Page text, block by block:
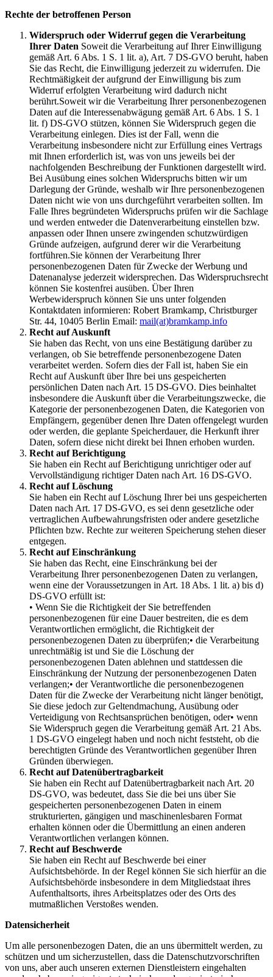
Rechte der betroffenen Person
Widerspruch oder Widerruf gegen die Verarbeitung
Ihrer Daten Soweit die Verarbeitung auf Ihrer Einwilligung
gemäß Art. 6 Abs. 1 S. 1 lit. a), Art. 7 DS-GVO beruht, haben
Sie das Recht, die Einwilligung jederzeit zu widerrufen. Die
Rechtmäßigkeit der aufgrund der Einwilligung bis zum
Widerruf erfolgten Verarbeitung wird dadurch nicht
berührt.Soweit wir die Verarbeitung Ihrer personenbezogenen
Daten auf die Interessenabwägung gemäß Art. 6 Abs. 1 S. 1
lit. f) DS-GVO stützen, können Sie Widerspruch gegen die
Verarbeitung einlegen. Dies ist der Fall, wenn die
Verarbeitung insbesondere nicht zur Erfüllung eines Vertrags
mit Ihnen erforderlich ist, was von uns jeweils bei der
nachfolgenden Beschreibung der Funktionen dargestellt wird.
Bei Ausübung eines solchen Widerspruchs bitten wir um
Darlegung der Gründe, weshalb wir Ihre personenbezogenen
Daten nicht wie von uns durchgeführt verarbeiten sollten. Im
Falle Ihres begründeten Widerspruchs prüfen wir die Sachlage
und werden entweder die Datenverarbeitung einstellen bzw.
anpassen oder Ihnen unsere zwingenden schutzwürdigen
Gründe aufzeigen, aufgrund derer wir die Verarbeitung
fortführen.Sie können der Verarbeitung Ihrer
personenbezogenen Daten für Zwecke der Werbung und
Datenanalyse jederzeit widersprechen. Das Widerspruchsrecht
können Sie kostenfrei ausüben. Über Ihren
Werbewiderspruch können Sie uns unter folgenden
Kontaktdaten informieren: Robert Bramkamp, Christburger
Str. 44, 10405 Berlin Email: mail(at)bramkamp.info
Recht auf Auskunft
Sie haben das Recht, von uns eine Bestätigung darüber zu
verlangen, ob Sie betreffende personenbezogene Daten
verarbeitet werden. Sofern dies der Fall ist, haben Sie ein
Recht auf Auskunft über Ihre bei uns gespeicherten
persönlichen Daten nach Art. 15 DS-GVO. Dies beinhaltet
insbesondere die Auskunft über die Verarbeitungszwecke, die
Kategorie der personenbezogenen Daten, die Kategorien von
Empfängern, gegenüber denen Ihre Daten offengelegt wurden
oder werden, die geplante Speicherdauer, die Herkunft ihrer
Daten, sofern diese nicht direkt bei Ihnen erhoben wurden.
Recht auf Berichtigung
Sie haben ein Recht auf Berichtigung unrichtiger oder auf
Vervollständigung richtiger Daten nach Art. 16 DS-GVO.
Recht auf Löschung
Sie haben ein Recht auf Löschung Ihrer bei uns gespeicherten
Daten nach Art. 17 DS-GVO, es sei denn gesetzliche oder
vertraglichen Aufbewahrungsfristen oder andere gesetzliche
Pflichten bzw. Rechte zur weiteren Speicherung stehen dieser
entgegen.
Recht auf Einschränkung
Sie haben das Recht, eine Einschränkung bei der
Verarbeitung Ihrer personenbezogenen Daten zu verlangen,
wenn eine der Voraussetzungen in Art. 18 Abs. 1 lit. a) bis d)
DS-GVO erfüllt ist:
• Wenn Sie die Richtigkeit der Sie betreffenden
personenbezogenen für eine Dauer bestreiten, die es dem
Verantwortlichen ermöglicht, die Richtigkeit der
personenbezogenen Daten zu überprüfen;• die Verarbeitung
unrechtmäßig ist und Sie die Löschung der
personenbezogenen Daten ablehnen und stattdessen die
Einschränkung der Nutzung der personenbezogenen Daten
verlangen;• der Verantwortliche die personenbezogenen
Daten für die Zwecke der Verarbeitung nicht länger benötigt,
Sie diese jedoch zur Geltendmachung, Ausübung oder
Verteidigung von Rechtsansprüchen benötigen, oder• wenn
Sie Widerspruch gegen die Verarbeitung gemäß Art. 21 Abs.
1 DS-GVO eingelegt haben und noch nicht feststeht, ob die
berechtigten Gründe des Verantwortlichen gegenüber Ihren
Gründen überwiegen.
Recht auf Datenübertragbarkeit
Sie haben ein Recht auf Datenübertragbarkeit nach Art. 20
DS-GVO, was bedeutet, dass Sie die bei uns über Sie
gespeicherten personenbezogenen Daten in einem
strukturierten, gängigen und maschinenlesbaren Format
erhalten können oder die Übermittlung an einen anderen
Verantwortlichen verlangen können.
Recht auf Beschwerde
Sie haben ein Recht auf Beschwerde bei einer
Aufsichtsbehörde. In der Regel können Sie sich hierfür an die
Aufsichtsbehörde insbesondere in dem Mitgliedstaat ihres
Aufenthaltsorts, ihres Arbeitsplatzes oder des Orts des
mutmaßlichen Verstoßes wenden.
Datensicherheit
Um alle personenbezogen Daten, die an uns übermittelt werden, zu
schützen und um sicherzustellen, dass die Datenschutzvorschriften
von uns, aber auch unseren externen Dienstleistern eingehalten